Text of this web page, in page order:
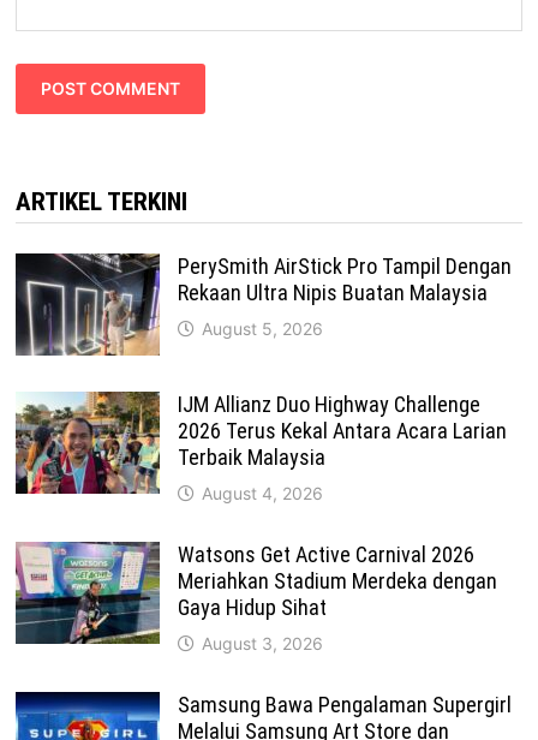
ARTIKEL TERKINI
PerySmith AirStick Pro Tampil Dengan
Rekaan Ultra Nipis Buatan Malaysia
August 5, 2026
IJM Allianz Duo Highway Challenge
2026 Terus Kekal Antara Acara Larian
Terbaik Malaysia
August 4, 2026
Watsons Get Active Carnival 2026
Meriahkan Stadium Merdeka dengan
Gaya Hidup Sihat
August 3, 2026
Samsung Bawa Pengalaman Supergirl
Melalui Samsung Art Store dan